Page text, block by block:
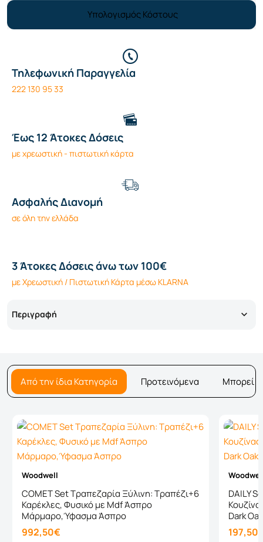
Υπολογισμός Κόστους
Τηλεφωνική Παραγγελία
222 130 95 33
Έως 12 Άτοκες Δόσεις
με χρεωστική - πιστωτική κάρτα
Ασφαλής Διανομή
σε όλη την ελλάδα
3 Άτοκες Δόσεις άνω των 100€
με Χρεωστική / Πιστωτική Κάρτα μέσω KLARNA
Περιγραφή
Από την ίδια Κατηγορία Προτεινόμενα Μπορεί
Woodwell
COMET Set Τραπεζαρία Ξύλινη: Τραπέζι+6
Καρέκλες, Φυσικό με Mdf Άσπρο
Μάρμαρο,Ύφασμα Άσπρο
992,50€
DAILY
Dark Oak